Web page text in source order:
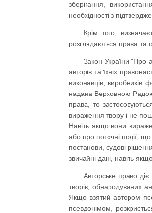
зберігання,
необхідності з
Крім того,
розглядаються права та
Закон України "Про
авторів та їхніх
виконавців, виробників
надана Верховною Радою
права, то
вираження твору і не
Навіть якщо вони
або про поточні події,
постанови, судові
звичайні дані, навіть
Авторське право діє
творів, обнародуваних
Якщо взятий автором
псевдонімом,